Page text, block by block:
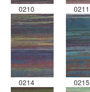
0210 0211
0214 0215